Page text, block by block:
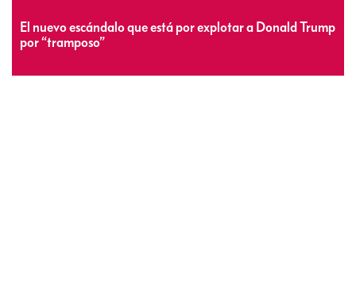
El nuevo escándalo que está por explotar a Donald Trump
por “tramposo”